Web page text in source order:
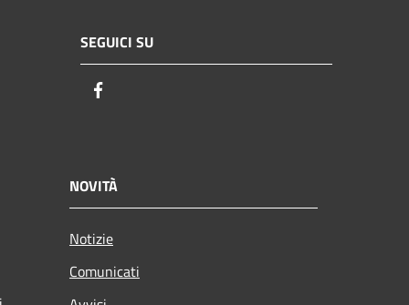
SEGUICI SU
NOVITÀ
Notizie
Comunicati